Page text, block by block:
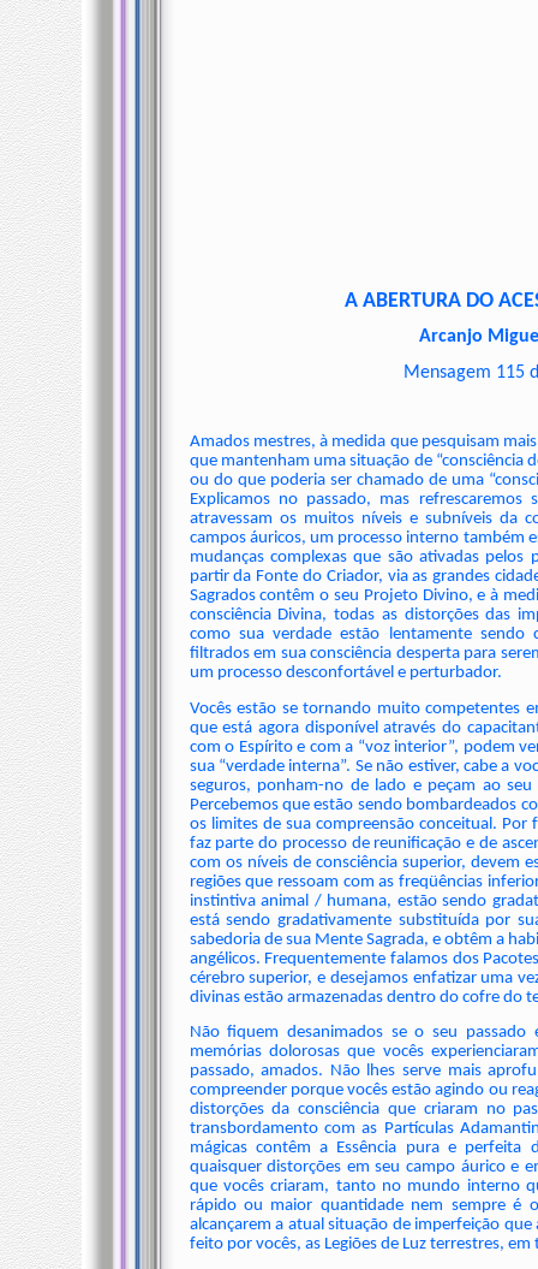
A ABERTURA DO
Arcanjo
Mensagem 115
Amados mestres, à medida que pesquisam
que mantenham uma situação de “consciência
ou do que poderia ser chamado de uma
Explicamos no passado, mas
atravessam os muitos níveis e subníveis da
campos áuricos, um processo interno também
mudanças complexas que são ativadas
partir da Fonte do Criador, via as grandes
Sagrados contêm o seu Projeto Divino, e à
consciência Divina, todas as distorções das
como sua verdade estão lentamente sendo
filtrados em sua consciência desperta para
um processo desconfortável e perturbador.
Vocês estão se tornando muito competentes
que está agora disponível através do
com o Espírito e com a “voz interior”, podem
sua “verdade interna”. Se não estiver, cabe a
seguros, ponham-no de lado e peçam ao
Percebemos que estão sendo bombardeados
os limites de sua compreensão conceitual.
faz parte do processo de reunificação e de
com os níveis de consciência superior, devem
regiões que ressoam com as freqüências
instintiva animal / humana, estão sendo
está sendo gradativamente substituída por
sabedoria de sua Mente Sagrada, e obtêm a
angélicos. Frequentemente falamos dos
cérebro superior, e desejamos enfatizar uma
divinas estão armazenadas dentro do cofre do
Não fiquem desanimados se o seu
memórias dolorosas que vocês
passado, amados. Não lhes serve mais
compreender porque vocês estão agindo ou
distorções da consciência que criaram no
transbordamento com as Partículas
mágicas contêm a Essência pura e
quaisquer distorções em seu campo áurico e
que vocês criaram, tanto no mundo interno
rápido ou maior quantidade nem sempre é
alcançarem a atual situação de imperfeição
feito por vocês, as Legiões de Luz terrestres,